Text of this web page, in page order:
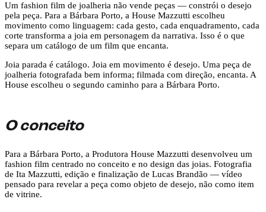
Um fashion film de joalheria não vende peças — constrói o desejo
pela peça. Para a Bárbara Porto, a House Mazzutti escolheu
movimento como linguagem: cada gesto, cada enquadramento, cada
corte transforma a joia em personagem da narrativa. Isso é o que
separa um catálogo de um film que encanta.
Joia parada é catálogo. Joia em movimento é desejo. Uma peça de
joalheria fotografada bem informa; filmada com direção, encanta. A
House escolheu o segundo caminho para a Bárbara Porto.
O conceito
Para a Bárbara Porto, a Produtora House Mazzutti desenvolveu um
fashion film centrado no conceito e no design das joias. Fotografia
de Ita Mazzutti, edição e finalização de Lucas Brandão — vídeo
pensado para revelar a peça como objeto de desejo, não como item
de vitrine.